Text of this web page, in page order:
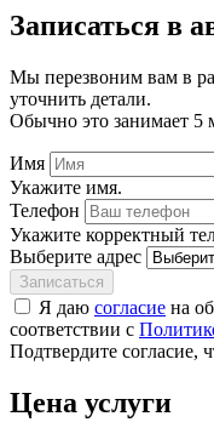
Записаться в
Мы перезвоним вам в
уточнить детали.
Обычно это занимает 5
Имя
Укажите имя.
Телефон
Укажите корректный
Выберите адрес
Записаться
Я даю согласие на
соответствии с
Подтвердите согласие,
Цена услуги